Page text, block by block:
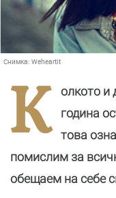
Снимка: Weheartit
К
олкото и
година
това
помислим за
обещаем на себе